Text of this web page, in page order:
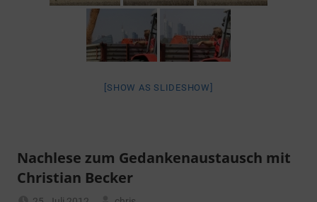
[SHOW AS SLIDESHOW]
Nachlese zum Gedankenaustausch mit
Christian Becker